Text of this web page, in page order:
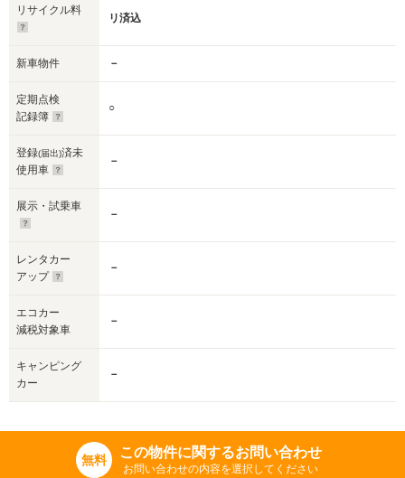
リサイクル料
リ済込
新車物件 －
定期点検
記録簿
○
登録(届出)済未
使用車
－
展示・試乗車
－
レンタカー
アップ
－
エコカー
減税対象車
－
キャンピング
カー
－
無料 この物件に関するお問い合わせ
お問い合わせの内容を選択してください